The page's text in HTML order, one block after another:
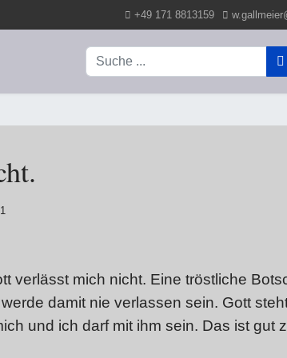
+49 171 8813159
Suchen
verlässt mich nicht. Eine tröstliche
damit nie verlassen sein. Gott
und ich darf mit ihm sein. Das ist gut